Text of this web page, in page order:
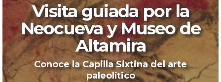
Visita guiada por la
Neocueva y Museo de
Altamira
Conoce la Capilla Sixtina del arte
paleolítico